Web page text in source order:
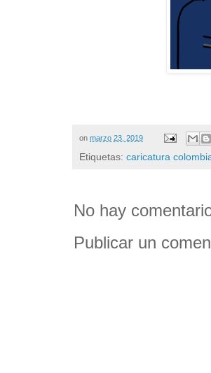
on marzo 23, 2019
Etiquetas: caricatura
No hay
Publicar un